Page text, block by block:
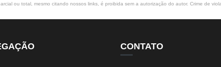
ou total, mesmo citando nossos links, é proibida sem a autorização do autor. Crime de
CONTATO